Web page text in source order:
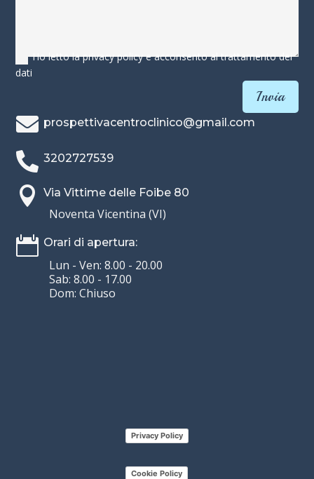
 prospettivacentroclinico@gmail.com
 3202727539
 Via Vittime delle Foibe 80
Noventa Vicentina (VI)
 Orari di apertura:
Lun - Ven: 8.00 - 20.00
Sab: 8.00 - 17.00
Dom: Chiuso
Ho letto la privacy policy e acconsento al trattamento dei
dati
Invia
Privacy Policy
Cookie Policy